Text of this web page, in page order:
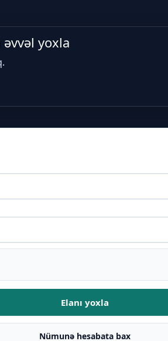
əvvəl yoxla
Elanı yoxla
Nümunə hesabata bax